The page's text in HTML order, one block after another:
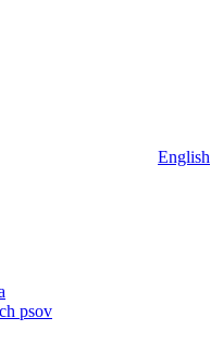
English
psov